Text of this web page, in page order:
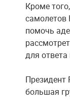
Кроме
самолетов
помочь
для
Президент
большая